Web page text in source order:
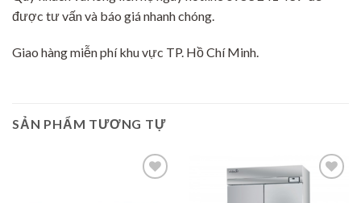
được tư vấn và báo giá nhanh chóng.
Giao hàng miễn phí khu vực TP. Hồ Chí Minh.
SẢN PHẨM TƯƠNG TỰ